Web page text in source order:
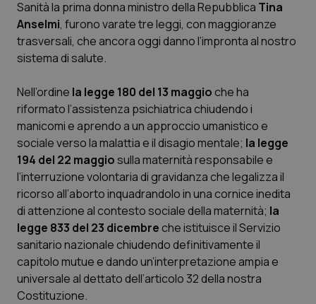
Scienza e Farmaci
Studi e Analisi
Lettere al direttore
Edizioni Regionali
QS Pro
Professionisti Sanitari.AI
Abruzzo
Basilicata
QS Pro Gold
Artrite & artrosi
QS Club Newsletter
Sanità la prima donna ministro della Repubblica Tina
Anselmi, furono varate tre leggi, con maggioranze
trasversali, che ancora oggi danno l’impronta al nostro
sistema di salute.
Nell’ordine la legge 180 del 13 maggioche ha
riformato l’assistenza psichiatrica chiudendo i
manicomi e aprendo a un approccio umanistico e
sociale verso la malattia e il disagio mentale; la legge
194 del 22 maggiosulla maternità responsabile e
l’interruzione volontaria di gravidanza che legalizza il
ricorso all’aborto inquadrandolo in una cornice inedita
di attenzione al contesto sociale della maternità; la
legge 833 del 23 dicembreche istituisce il Servizio
sanitario nazionale chiudendo definitivamente il
capitolo mutue e dando un’interpretazione ampia e
universale al dettato dell’articolo 32 della nostra
Costituzione.